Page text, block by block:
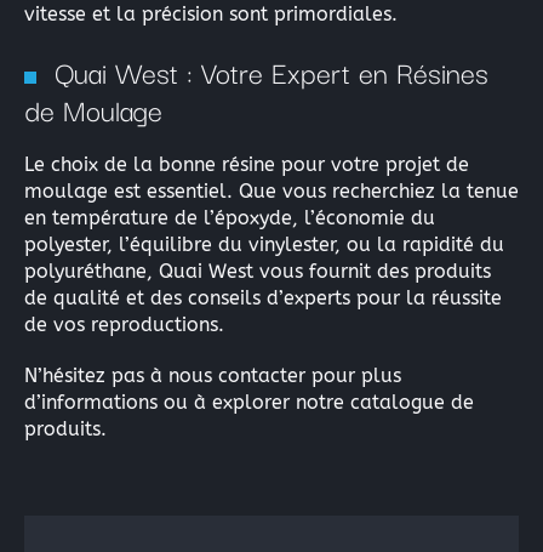
vitesse et la précision sont primordiales.
Quai West : Votre Expert en Résines
de Moulage
Le choix de la bonne résine pour votre projet de
moulage est essentiel. Que vous recherchiez la tenue
en température de l’époxyde, l’économie du
polyester, l’équilibre du vinylester, ou la rapidité du
polyuréthane, Quai West vous fournit des produits
de qualité et des conseils d’experts pour la réussite
de vos reproductions.
N’hésitez pas à nous contacter pour plus
d’informations ou à explorer notre catalogue de
produits.